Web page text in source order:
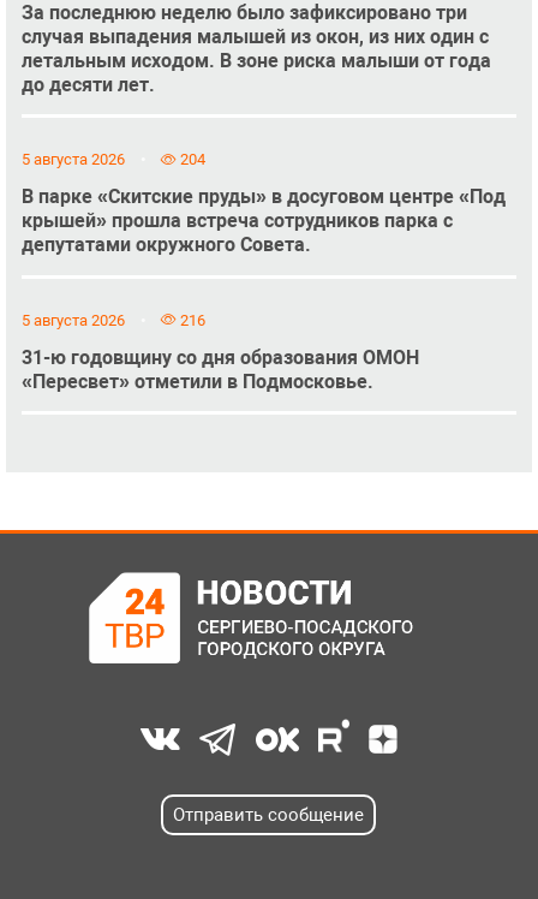
За последнюю неделю было зафиксировано три
случая выпадения малышей из окон, из них один с
летальным исходом. В зоне риска малыши от года
до десяти лет.
5 августа 2026 204
В парке «Скитские пруды» в досуговом центре «Под
крышей» прошла встреча сотрудников парка с
депутатами окружного Совета.
5 августа 2026 216
31-ю годовщину со дня образования ОМОН
«Пересвет» отметили в Подмосковье.
Отправить сообщение